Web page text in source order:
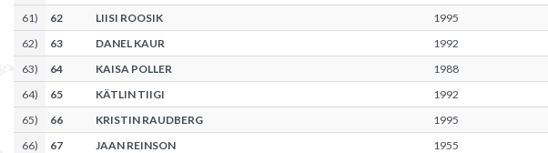
61) 62 LIISI ROOSIK 1995
62) 63 DANEL KAUR 1992
63) 64 KAISA POLLER 1988
64) 65 KÄTLIN TIIGI 1992
65) 66 KRISTIN RAUDBERG 1995
66) 67 JAAN REINSON 1955